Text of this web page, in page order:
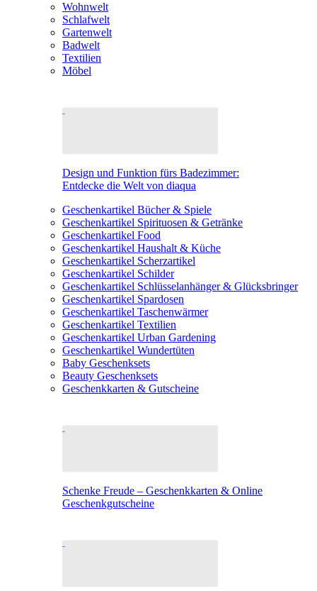
Wohnwelt
Schlafwelt
Gartenwelt
Badwelt
Textilien
Möbel
Design und Funktion fürs Badezimmer:
Entdecke die Welt von diaqua
Geschenkartikel Bücher & Spiele
Geschenkartikel Spirituosen & Getränke
Geschenkartikel Food
Geschenkartikel Haushalt & Küche
Geschenkartikel Scherzartikel
Geschenkartikel Schilder
Geschenkartikel Schlüsselanhänger & Glücksbringer
Geschenkartikel Spardosen
Geschenkartikel Taschenwärmer
Geschenkartikel Textilien
Geschenkartikel Urban Gardening
Geschenkartikel Wundertüten
Baby Geschenksets
Beauty Geschenksets
Geschenkkarten & Gutscheine
Schenke Freude – Geschenkkarten & Online
Geschenkgutscheine